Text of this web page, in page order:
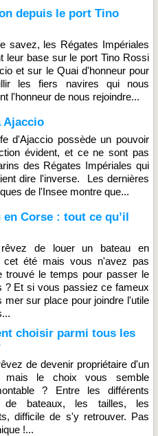
depuis le port Tino
savez, les Régates Impériales
leur base sur le port Tino Rossi
et sur le Quai d'honneur pour
les fiers navires qui nous
l'honneur de nous rejoindre...
Ajaccio
d'Ajaccio possède un pouvoir
évident, et ce ne sont pas
des Régates Impériales qui
dire l'inverse. Les dernières
de l'Insee montre que...
Corse : tout ce qu’il
de louer un bateau en
cet été mais vous n'avez pas
trouvé le temps pour passer le
? Et si vous passiez ce fameux
mer sur place pour joindre l'utile
choisir parmi tous les
de devenir propriétaire d'un
mais le choix vous semble
? Entre les différents
de bateaux, les tailles, les
difficile de s'y retrouver. Pas
!...